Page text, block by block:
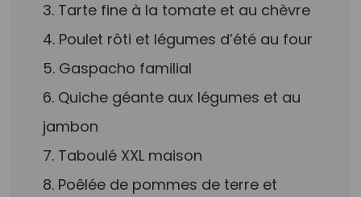
3. Tarte fine à la tomate et au chèvre
4. Poulet rôti et légumes d’été au four
5. Gaspacho familial
6. Quiche géante aux légumes et au
jambon
7. Taboulé XXL maison
8. Poêlée de pommes de terre et